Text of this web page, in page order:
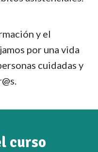
y el
por una vida
cuidadas y
curso